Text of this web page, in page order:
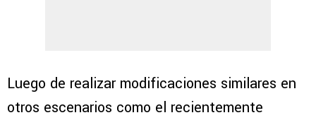
Luego de realizar modificaciones similares en
otros escenarios como el recientemente